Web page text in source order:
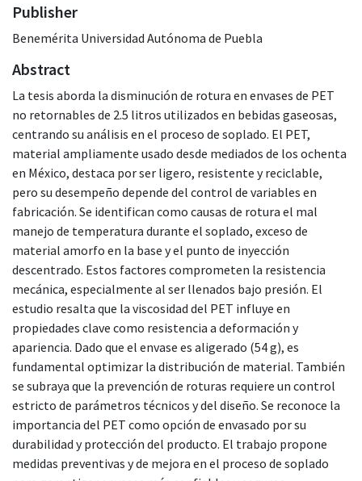
Publisher
Benemérita Universidad Autónoma de Puebla
Abstract
La tesis aborda la disminución de rotura en envases de PET
no retornables de 2.5 litros utilizados en bebidas gaseosas,
centrando su análisis en el proceso de soplado. El PET,
material ampliamente usado desde mediados de los ochenta
en México, destaca por ser ligero, resistente y reciclable,
pero su desempeño depende del control de variables en
fabricación. Se identifican como causas de rotura el mal
manejo de temperatura durante el soplado, exceso de
material amorfo en la base y el punto de inyección
descentrado. Estos factores comprometen la resistencia
mecánica, especialmente al ser llenados bajo presión. El
estudio resalta que la viscosidad del PET influye en
propiedades clave como resistencia a deformación y
apariencia. Dado que el envase es aligerado (54 g), es
fundamental optimizar la distribución de material. También
se subraya que la prevención de roturas requiere un control
estricto de parámetros técnicos y del diseño. Se reconoce la
importancia del PET como opción de envasado por su
durabilidad y protección del producto. El trabajo propone
medidas preventivas y de mejora en el proceso de soplado